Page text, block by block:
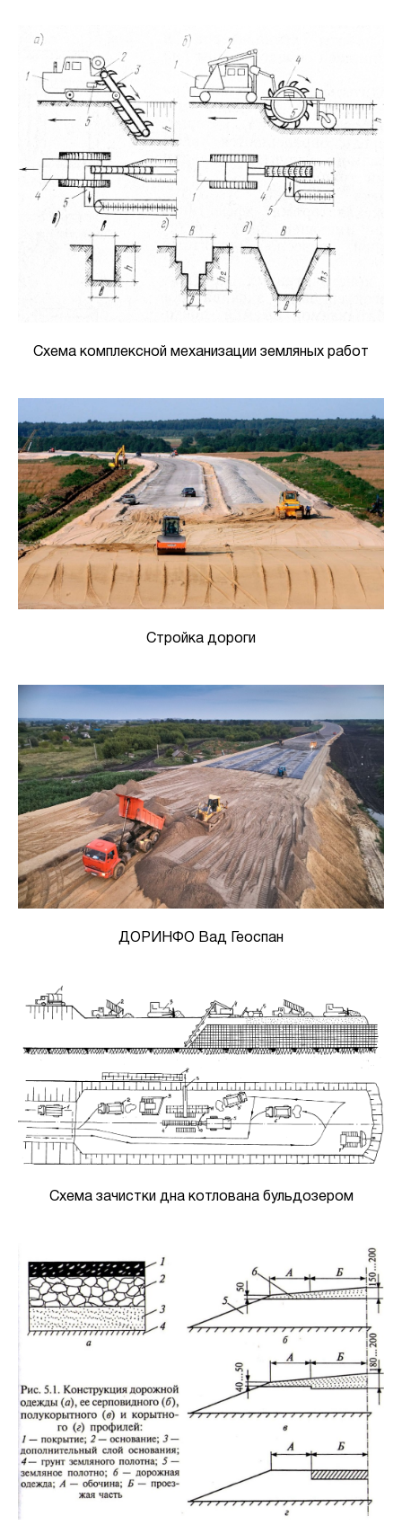
Схема комплексной механизации земляных работ
Стройка дороги
ДОРИНФО Вад Геоспан
Схема зачистки дна котлована бульдозером